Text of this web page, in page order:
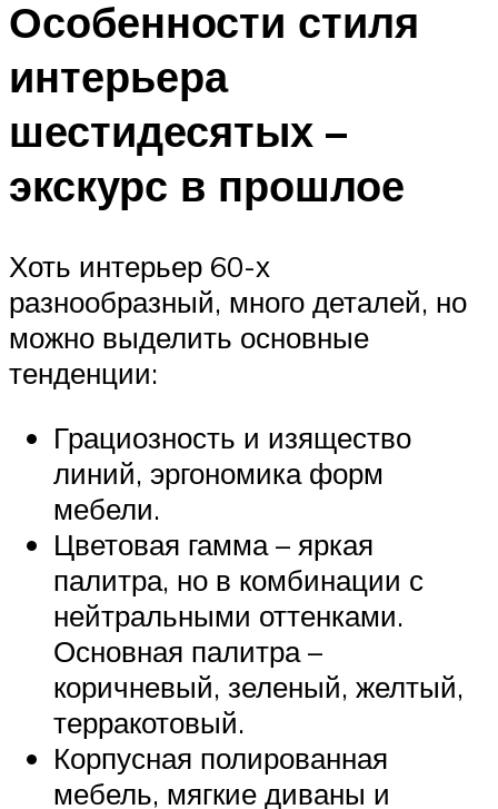
Особенности стиля
интерьера
шестидесятых –
экскурс в прошлое
Хоть интерьер 60-х
разнообразный, много деталей, но
можно выделить основные
тенденции:
Грациозность и изящество
линий, эргономика форм
мебели.
Цветовая гамма – яркая
палитра, но в комбинации с
нейтральными оттенками.
Основная палитра –
коричневый, зеленый, желтый,
терракотовый.
Корпусная полированная
мебель, мягкие диваны и